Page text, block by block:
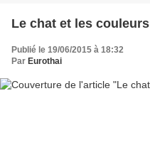
Le chat et les couleurs
Publié le 19/06/2015 à 18:32
Par Eurothai